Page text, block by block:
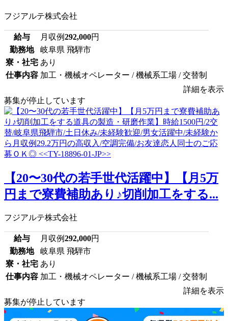
フジアルテ株式会社
給与 月収例292,000円
勤務地
岐阜県 飛騨市
寮・社宅 あり
仕事内容 加工・機械オペレーター / 機械系工場 / 交替制
詳細を表示
募集が停止しています
【20〜30代の若手世代活躍中】【月5万
円まで寮費補助あり♪切削加工をする...
フジアルテ株式会社
給与 月収例292,000円
勤務地
岐阜県 飛騨市
寮・社宅 あり
仕事内容 加工・機械オペレーター / 機械系工場 / 交替制
詳細を表示
募集が停止しています